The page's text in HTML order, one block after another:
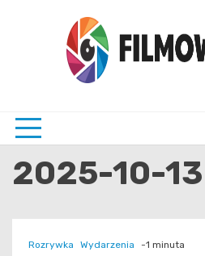
2025-10-13
Rozrywka Wydarzenia -1 minuta